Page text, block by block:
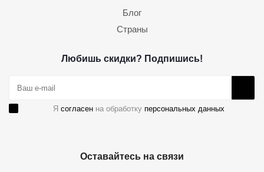
Блог
Страны
Любишь скидки? Подпишись!
Я согласен на обработку персональных данных
Оставайтесь на связи